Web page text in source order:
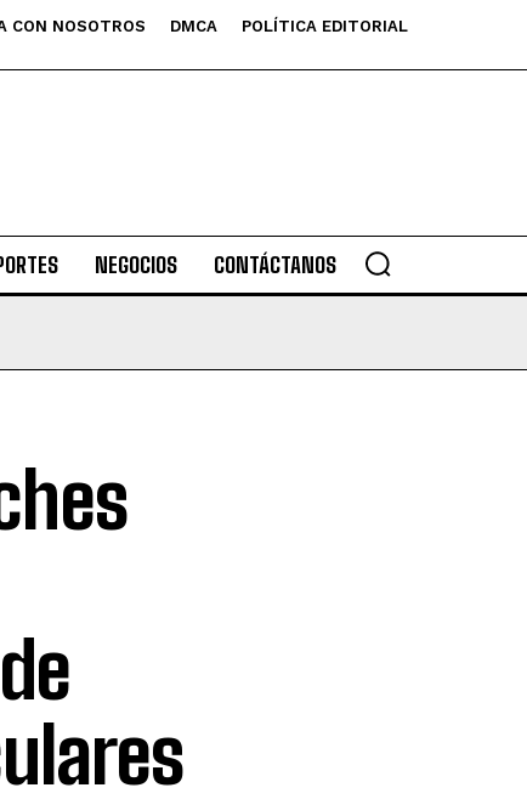
CON NOSOTROS DMCA
POLÍTICA EDITORIAL
NEGOCIOS CONTÁCTANOS